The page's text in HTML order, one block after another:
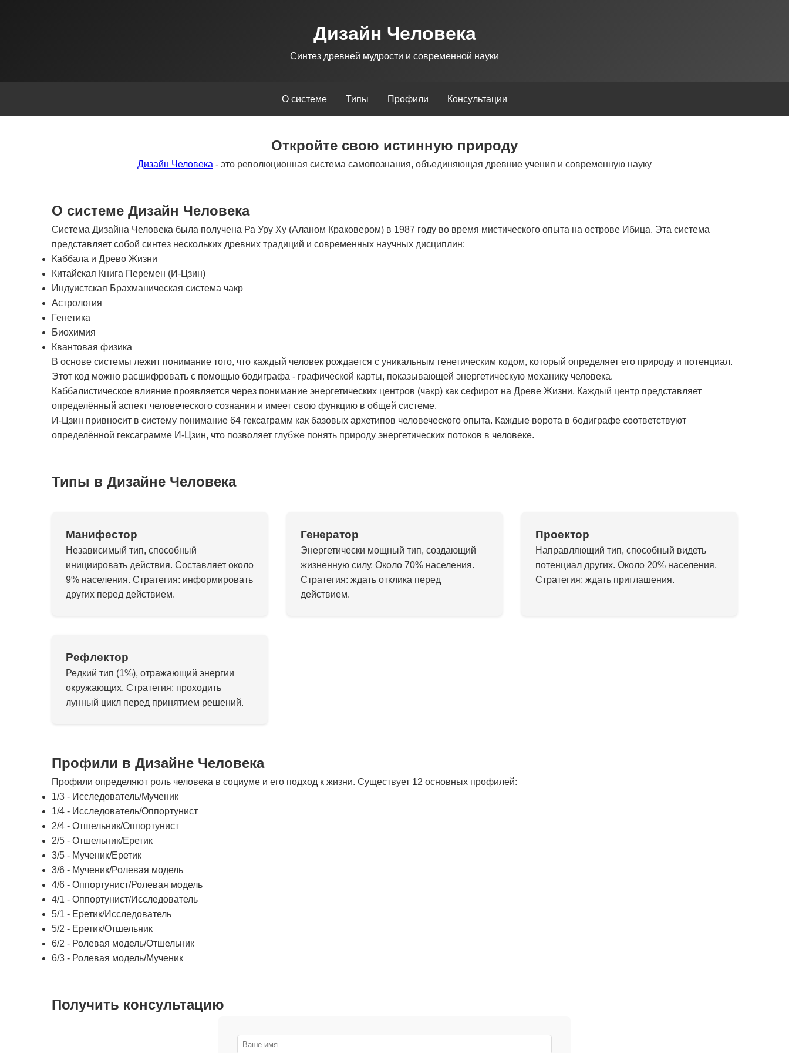
Дизайн Человека
Синтез древней мудрости и современной науки
О системе Типы Профили Консультации
Откройте свою истинную природу
Дизайн Человека - это революционная система самопознания, объединяющая древние учения и современную науку
О системе Дизайн Человека
Система Дизайна Человека была получена Ра Уру Ху (Аланом Краковером) в 1987 году во время мистического опыта на острове Ибица. Эта система
представляет собой синтез нескольких древних традиций и современных научных дисциплин:
Каббала и Древо Жизни
Китайская Книга Перемен (И-Цзин)
Индуистская Брахманическая система чакр
Астрология
Генетика
Биохимия
Квантовая физика
В основе системы лежит понимание того, что каждый человек рождается с уникальным генетическим кодом, который определяет его природу и потенциал.
Этот код можно расшифровать с помощью бодиграфа - графической карты, показывающей энергетическую механику человека.
Каббалистическое влияние проявляется через понимание энергетических центров (чакр) как сефирот на Древе Жизни. Каждый центр представляет
определённый аспект человеческого сознания и имеет свою функцию в общей системе.
И-Цзин привносит в систему понимание 64 гексаграмм как базовых архетипов человеческого опыта. Каждые ворота в бодиграфе соответствуют
определённой гексаграмме И-Цзин, что позволяет глубже понять природу энергетических потоков в человеке.
Типы в Дизайне Человека
Манифестор
Независимый тип, способный
инициировать действия. Составляет около
9% населения. Стратегия: информировать
других перед действием.
Генератор
Энергетически мощный тип, создающий
жизненную силу. Около 70% населения.
Стратегия: ждать отклика перед
действием.
Проектор
Направляющий тип, способный видеть
потенциал других. Около 20% населения.
Стратегия: ждать приглашения.
Рефлектор
Редкий тип (1%), отражающий энергии
окружающих. Стратегия: проходить
лунный цикл перед принятием решений.
Профили в Дизайне Человека
Профили определяют роль человека в социуме и его подход к жизни. Существует 12 основных профилей:
1/3 - Исследователь/Мученик
1/4 - Исследователь/Оппортунист
2/4 - Отшельник/Оппортунист
2/5 - Отшельник/Еретик
3/5 - Мученик/Еретик
3/6 - Мученик/Ролевая модель
4/6 - Оппортунист/Ролевая модель
4/1 - Оппортунист/Исследователь
5/1 - Еретик/Исследователь
5/2 - Еретик/Отшельник
6/2 - Ролевая модель/Отшельник
6/3 - Ролевая модель/Мученик
Получить консультацию